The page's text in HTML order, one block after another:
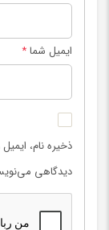
ایمیل شما*
ذخیره نام،
دیدگاهی